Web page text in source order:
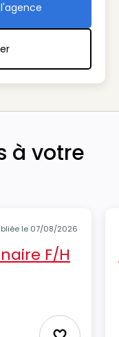
les offres de l'agence
à votre
le 07/08/2026
F/H